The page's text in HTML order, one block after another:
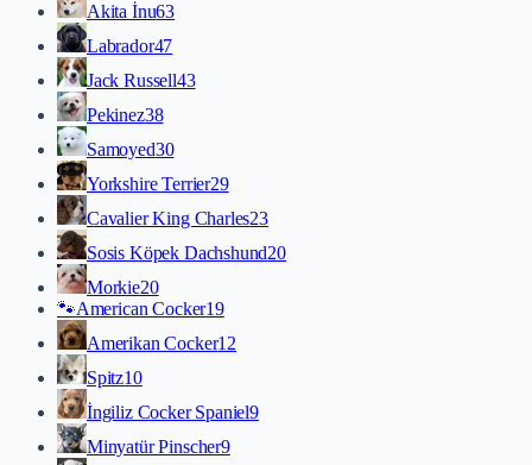
Akita İnu63
Labrador47
Jack Russell43
Pekinez38
Samoyed30
Yorkshire Terrier29
Cavalier King Charles23
Sosis Köpek Dachshund20
Morkie20
🐾American Cocker19
Amerikan Cocker12
Spitz10
İngiliz Cocker Spaniel9
Minyatür Pinscher9